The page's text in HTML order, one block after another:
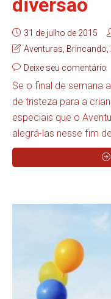
diversão
31 de julho de 2015
Aventuras Brincando
Deixe seu comentário
Se o final de semana
de tristeza para a
especiais que o
alegrá-las nesse fim